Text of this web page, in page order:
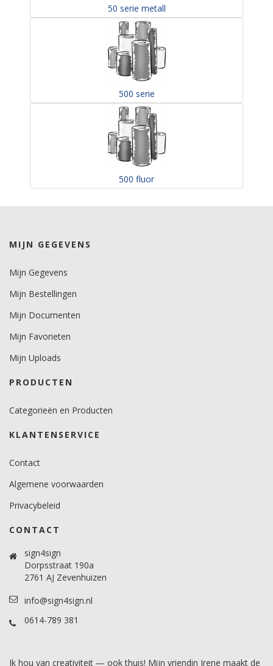
50 serie metall
500 serie
500 fluor
MIJN GEGEVENS
Mijn Gegevens
Mijn Bestellingen
Mijn Documenten
Mijn Favorieten
Mijn Uploads
PRODUCTEN
Categorieën en Producten
KLANTENSERVICE
Contact
Algemene voorwaarden
Privacybeleid
CONTACT
sign4sign
Dorpsstraat 190a
2761 AJ Zevenhuizen
info@sign4sign.nl
0614-789 381
Ik hou van creativiteit — ook thuis! Mijn vriendin Irene maakt de